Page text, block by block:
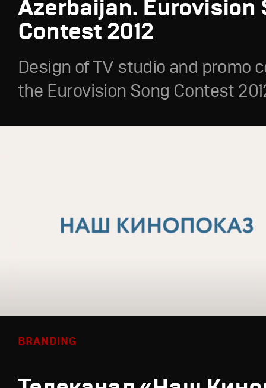
Azerbaijan. Eurovision
Contest 2012
Design of TV studio and promo
the Eurovision Song Contest
BRANDING